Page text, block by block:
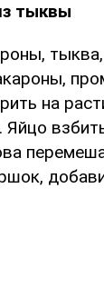
тыквы
на
Яйцо